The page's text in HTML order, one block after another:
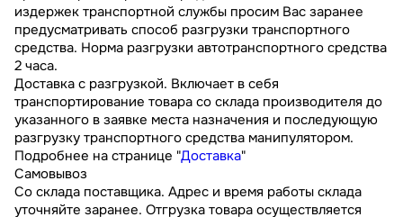
издержек транспортной службы просим Вас заранее
предусматривать способ разгрузки транспортного
средства. Норма разгрузки автотранспортного средства
2 часа.
Доставка с разгрузкой. Включает в себя
транспортирование товара со склада производителя до
указанного в заявке места назначения и последующую
разгрузку транспортного средства манипулятором.
Подробнее на странице "Доставка"
Самовывоз
Со склада поставщика. Адрес и время работы склада
уточняйте заранее. Отгрузка товара осуществляется